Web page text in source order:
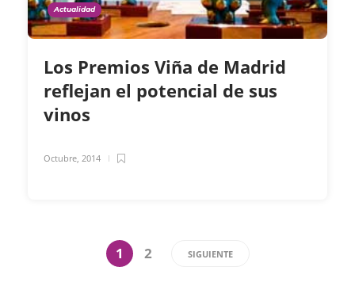
Actualidad
Los Premios Viña de Madrid
reflejan el potencial de sus
vinos
Octubre, 2014
1 2 SIGUIENTE